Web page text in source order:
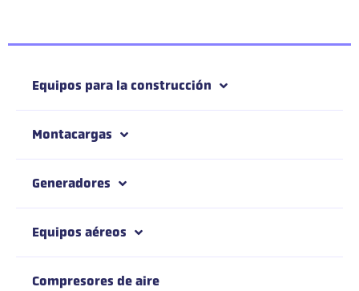
Equipos para la construcción
Montacargas
Generadores
Equipos aéreos
Compresores de aire